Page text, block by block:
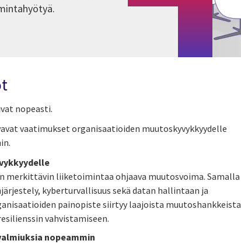
nopeasti.
vaatimukset organisaatioiden muutoskyvykkyydelle
liiketoimintaa ohjaava muutosvoima. Samalla
kyberturvallisuus sekä datan hallintaan ja
painopiste siirtyy laajoista muutoshankkeista
vahvistamiseen.
nopeammin